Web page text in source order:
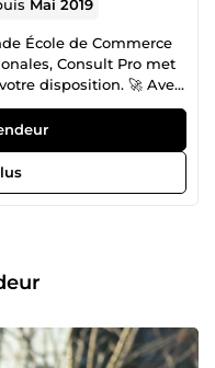
Mai 2019
École de Commerce
Consult Pro met
disposition. 🚀 Avec
depuis 2018. Nous ne
documents, nous
et bancables. Que
phase de
rigueur des grands
alliée à l'agilité
Pas de copier-coller.
de marché, Business